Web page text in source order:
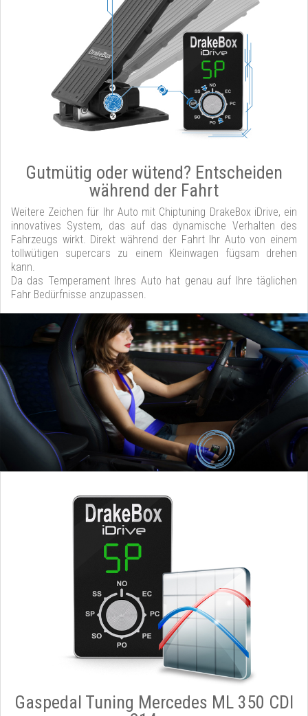
Gutmütig oder wütend? Entscheiden
während der Fahrt
Weitere Zeichen für Ihr Auto mit Chiptuning DrakeBox iDrive, ein
innovatives System, das auf das dynamische Verhalten des
Fahrzeugs wirkt. Direkt während der Fahrt Ihr Auto von einem
tollwütigen supercars zu einem Kleinwagen fügsam drehen
kann.
Da das Temperament Ihres Auto hat genau auf Ihre täglichen
Fahr Bedürfnisse anzupassen.
Gaspedal Tuning Mercedes ML 350 CDI